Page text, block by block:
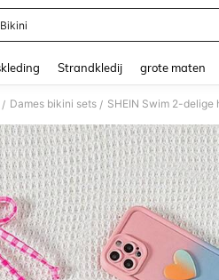
Bikini
Strandkledij grote maten
/ Dames bikini sets / SHEIN Swim 2-